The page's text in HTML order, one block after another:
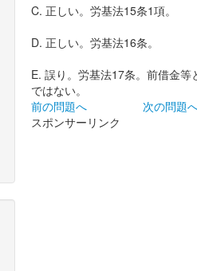
C. 正しい。労基法15条1項。
D. 正しい。労基法16条。
E. 誤り。労基法17条。前借金
ではない。
前の問題へ
次の問題
スポンサーリンク